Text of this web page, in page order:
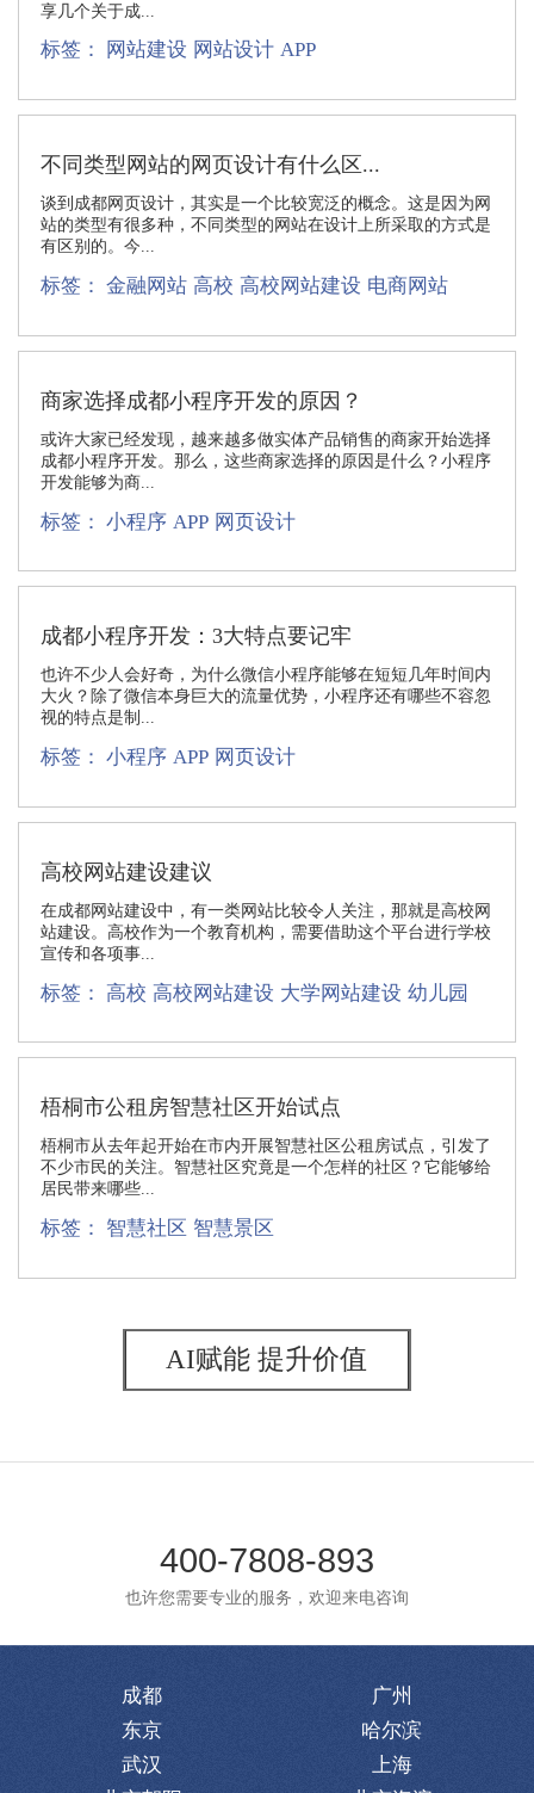
享几个关于成...
标签： 网站建设 网站设计 APP
不同类型网站的网页设计有什么区...
谈到成都网页设计，其实是一个比较宽泛的概念。这是因为网
站的类型有很多种，不同类型的网站在设计上所采取的方式是
有区别的。今...
标签： 金融网站 高校 高校网站建设 电商网站
商家选择成都小程序开发的原因？
或许大家已经发现，越来越多做实体产品销售的商家开始选择
成都小程序开发。那么，这些商家选择的原因是什么？小程序
开发能够为商...
标签： 小程序 APP 网页设计
成都小程序开发：3大特点要记牢
也许不少人会好奇，为什么微信小程序能够在短短几年时间内
大火？除了微信本身巨大的流量优势，小程序还有哪些不容忽
视的特点是制...
标签： 小程序 APP 网页设计
高校网站建设建议
在成都网站建设中，有一类网站比较令人关注，那就是高校网
站建设。高校作为一个教育机构，需要借助这个平台进行学校
宣传和各项事...
标签： 高校 高校网站建设 大学网站建设 幼儿园
梧桐市公租房智慧社区开始试点
梧桐市从去年起开始在市内开展智慧社区公租房试点，引发了
不少市民的关注。智慧社区究竟是一个怎样的社区？它能够给
居民带来哪些...
标签： 智慧社区 智慧景区
AI赋能 提升价值
400-7808-893
也许您需要专业的服务，欢迎来电咨询
成都
广州
东京
哈尔滨
武汉
上海